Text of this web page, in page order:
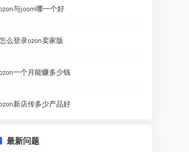
ozon与joom哪一个好
么登录ozon卖家版
ozon一个月能赚多少钱
ozon新店传多少产品好
最新问题